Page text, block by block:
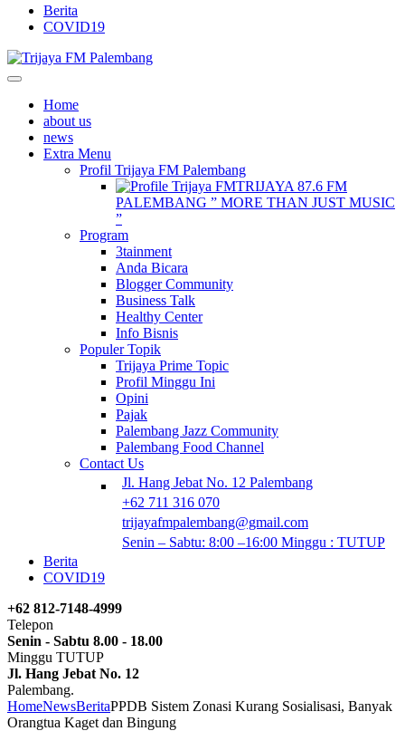
Berita
COVID19
Home
about us
news
Extra Menu
Profil Trijaya FM Palembang
TRIJAYA 87.6 FM
PALEMBANG ” MORE THAN JUST MUSIC
”
Program
3tainment
Anda Bicara
Blogger Community
Business Talk
Healthy Center
Info Bisnis
Populer Topik
Trijaya Prime Topic
Profil Minggu Ini
Opini
Pajak
Palembang Jazz Community
Palembang Food Channel
Contact Us
Jl. Hang Jebat No. 12 Palembang
+62 711 316 070
trijayafmpalembang@gmail.com
Senin – Sabtu: 8:00 –16:00 Minggu : TUTUP
Berita
COVID19
+62 812-7148-4999
Telepon
Senin - Sabtu 8.00 - 18.00
Minggu TUTUP
Jl. Hang Jebat No. 12
Palembang.
HomeNewsBeritaPPDB Sistem Zonasi Kurang Sosialisasi, Banyak
Orangtua Kaget dan Bingung